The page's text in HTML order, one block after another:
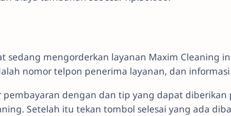
sedang mengorderkan layanan Maxim Cleaning
nomor telpon penerima layanan, dan
pembayaran dengan dan tip yang dapat
Setelah itu tekan tombol selesai yang ada